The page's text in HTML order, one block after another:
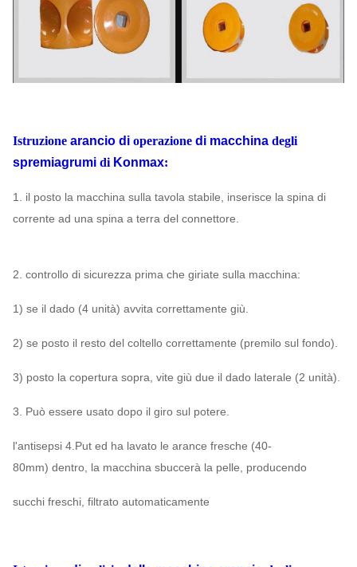
Istruzione arancio di operazione di macchina degli
spremiagrumi di Konmax:
1. il posto la macchina sulla tavola stabile, inserisce la spina di
corrente ad una spina a terra del connettore.
2. controllo di sicurezza prima che giriate sulla macchina:
1) se il dado (4 unità) avvita correttamente giù.
2) se posto il resto del coltello correttamente (premilo sul fondo).
3) posto la copertura sopra, vite giù due il dado laterale (2 unità).
3. Può essere usato dopo il giro sul potere.
l'antisepsi 4.Put ed ha lavato le arance fresche (40-
80mm) dentro, la macchina sbuccerà la pelle, producendo
succhi freschi, filtrato automaticamente